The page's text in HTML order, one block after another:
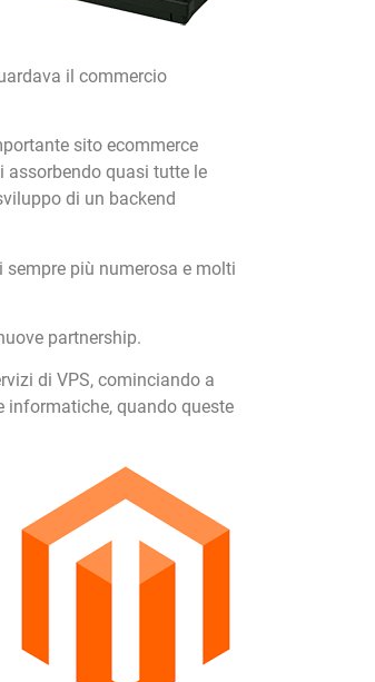
il commercio
sito ecommerce
assorbendo quasi tutte le
di un backend
più numerosa e molti
partnership.
di VPS, cominciando a
informatiche, quando queste